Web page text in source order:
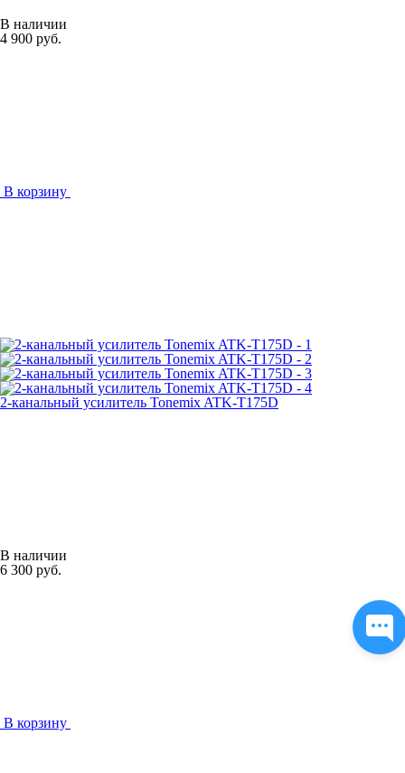
В наличии
4 900 руб.
В корзину
2-канальный усилитель Tonemix ATK-T175D
В наличии
6 300 руб.
В корзину